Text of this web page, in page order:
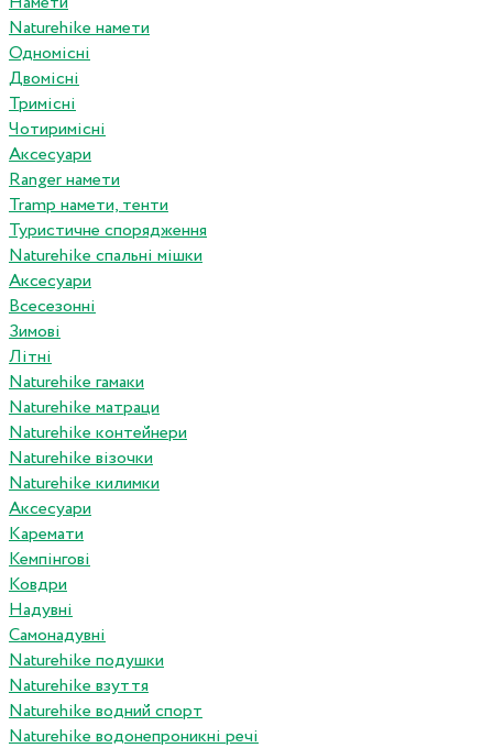
Naturehike намети
Одномісні
Двомісні
Тримісні
Чотиримісні
Аксесуари
Ranger намети
Tramp намети, тенти
Туристичне спорядження
Naturehike спальні мішки
Аксесуари
Всесезонні
Зимові
Літні
Naturehike гамаки
Naturehike матраци
Naturehike контейнери
Naturehike візочки
Naturehike килимки
Аксесуари
Каремати
Кемпінгові
Ковдри
Надувні
Самонадувні
Naturehike подушки
Naturehike взуття
Naturehike водний спорт
Naturehike водонепроникні речі